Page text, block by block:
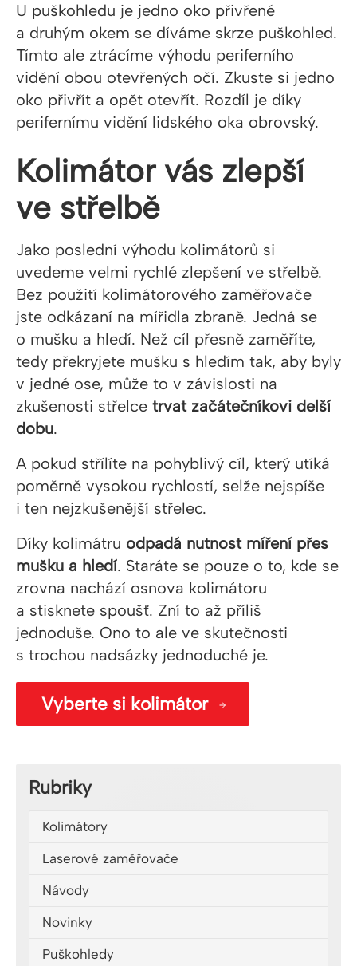
U puškohledu je jedno oko přivřené
a druhým okem se díváme skrze puškohled.
Tímto ale ztrácíme výhodu periferního
vidění obou otevřených očí. Zkuste si jedno
oko přivřít a opět otevřít. Rozdíl je díky
perifernímu vidění lidského oka obrovský.
Kolimátor vás zlepší
ve střelbě
Jako poslední výhodu kolimátorů si
uvedeme velmi rychlé zlepšení ve střelbě.
Bez použití kolimátorového zaměřovače
jste odkázaní na mířidla zbraně. Jedná se
o mušku a hledí. Než cíl přesně zaměříte,
tedy překryjete mušku s hledím tak, aby byly
v jedné ose, může to v závislosti na
zkušenosti střelce trvat začátečníkovi delší
dobu.
A pokud střílíte na pohyblivý cíl, který utíká
poměrně vysokou rychlostí, selže nejspíše
i ten nejzkušenější střelec.
Díky kolimátru odpadá nutnost míření přes
mušku a hledí. Staráte se pouze o to, kde se
zrovna nachází osnova kolimátoru
a stisknete spoušť. Zní to až příliš
jednoduše. Ono to ale ve skutečnosti
s trochou nadsázky jednoduché je.
Vyberte si kolimátor
Rubriky
Kolimátory
Laserové zaměřovače
Návody
Novinky
Puškohledy